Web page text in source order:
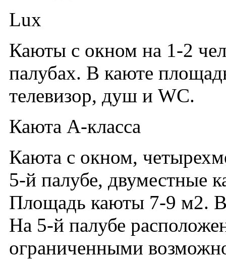
Lux
Каюты с окном на 1-2
палубах. В каюте
телевизор, душ и WC.
Каюта А-класса
Каюта с окном,
5-й палубе, двуместные
Площадь каюты 7-9 м2.
На 5-й палубе
ограниченными